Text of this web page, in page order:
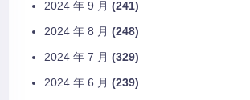
2024 年 9 月 (241)
2024 年 8 月 (248)
2024 年 7 月 (329)
2024 年 6 月 (239)